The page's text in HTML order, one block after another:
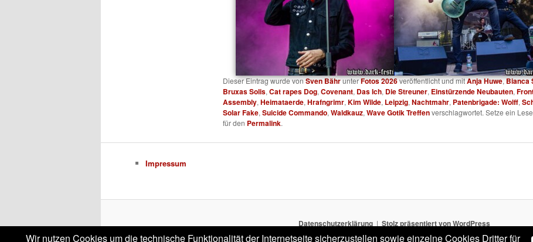
Dieser Eintrag wurde vonSven BährunterFotos 2026veröffentlicht und mitAnja Huwe,Bianca
Bruxas Solis, Cat rapes Dog, Covenant, Das Ich, Die Streuner, Einstürzende Neubauten,
Assembly, Heimataerde, Hrafngrimr, Kim Wilde, Leipzig, Nachtmahr, Patenbrigade: Wolff,
Solar Fake, Suicide Commando, Waldkauz, Wave Gotik Treffenverschlagwortet. Setze ein
für den Permalink.
Impressum
Datenschutzerklärung Stolz präsentiert von WordPress